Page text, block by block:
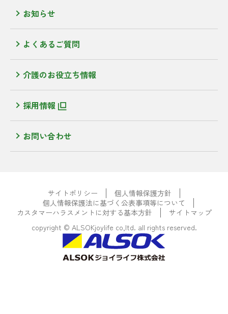
お知らせ
よくあるご質問
介護のお役立ち情報
採用情報
お問い合わせ
サイトポリシー
個人情報保護方針
個人情報保護法に基づく公表事項等について
カスタマーハラスメントに対する基本方針
サイトマップ
copyright © ALSOKjoylife co,ltd. all rights reserved.